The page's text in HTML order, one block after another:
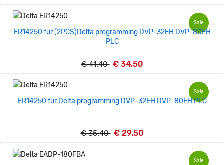
Sale
ER14250 für (2PCS)Delta programming DVP-32EH DVP-80EH
PLC
€ 41.40 € 34.50
Sale
ER14250 für Delta programming DVP-32EH DVP-80EH PLC
€ 35.40 € 29.50
Sale